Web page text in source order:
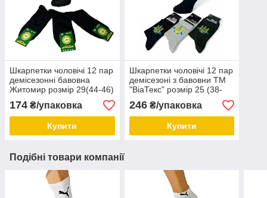
Шкарпетки чоловічі 12 пар
демісезонні бавовна
Житомир розмір 29(44-46)
174 ₴/упаковка
Купити
Шкарпетки чоловічі 12 пар
демісезоні з бавовни ТМ
"ВіаТекс" розмір 25 (38-
246₴/упаковка
Купити
Подібні товари компанії